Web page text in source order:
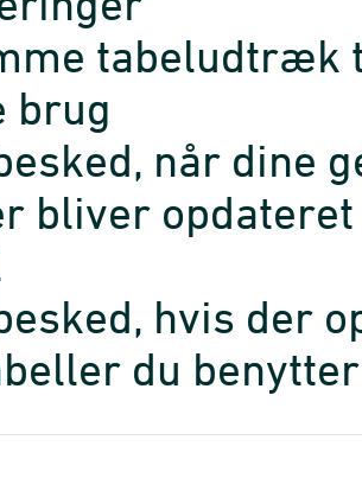
tabeludtræk
brug
når dine
bliver opdateret
hvis der
du benytter